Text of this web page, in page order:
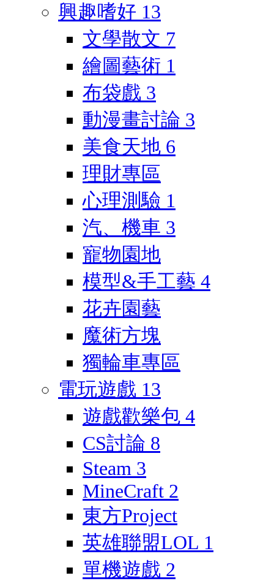
興趣嗜好 13
文學散文 7
繪圖藝術 1
布袋戲 3
動漫畫討論 3
美食天地 6
理財專區
心理測驗 1
汽、機車 3
寵物園地
模型&手工藝 4
花卉園藝
魔術方塊
獨輪車專區
電玩遊戲 13
遊戲歡樂包 4
CS討論 8
Steam 3
MineCraft 2
東方Project
英雄聯盟LOL 1
單機遊戲 2